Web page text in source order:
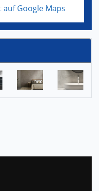
Google Maps